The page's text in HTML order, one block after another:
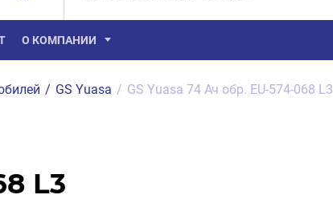
О КОМПАНИИ
/ GS Yuasa / GS Yuasa 74 Ач обр. EU-574-068 L3
L3